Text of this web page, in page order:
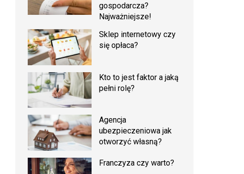
gospodarcza?
Najważniejsze!
Sklep internetowy czy
się opłaca?
Kto to jest faktor a jaką
pełni rolę?
Agencja
ubezpieczeniowa jak
otworzyć własną?
Franczyza czy warto?